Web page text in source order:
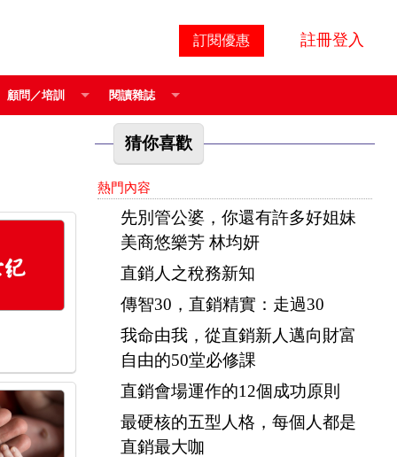
訂閱優惠 註冊登入
顧問／培訓 閱讀雜誌
猜你喜歡
熱門內容
先別管公婆，你還有許多好姐妹
美商悠樂芳 林均妍
直銷人之稅務新知
傳智30，直銷精實：走過30
我命由我，從直銷新人邁向財富
自由的50堂必修課
直銷會場運作的12個成功原則
最硬核的五型人格，每個人都是
直銷最大咖